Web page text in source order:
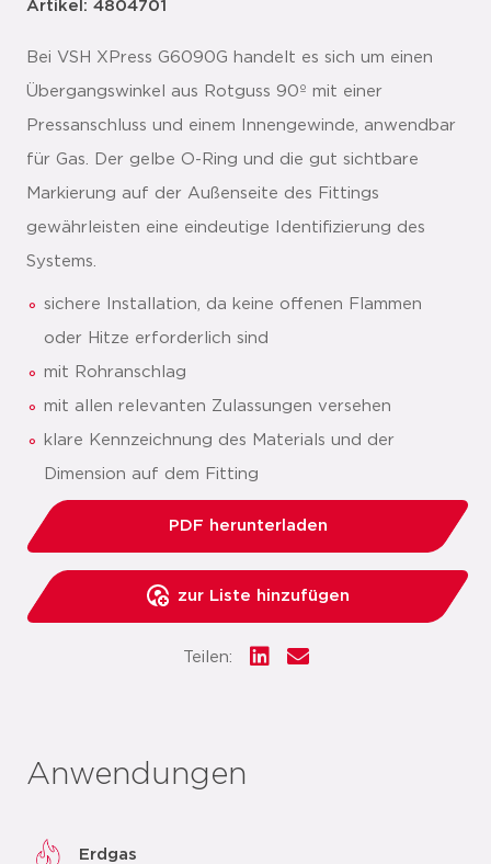
Artikel: 4804701
Bei VSH XPress G6090G handelt es sich um einen
Übergangswinkel aus Rotguss 90º mit einer
Pressanschluss und einem Innengewinde, anwendbar
für Gas. Der gelbe O-Ring und die gut sichtbare
Markierung auf der Außenseite des Fittings
gewährleisten eine eindeutige Identifizierung des
Systems.
sichere Installation, da keine offenen Flammen
oder Hitze erforderlich sind
mit Rohranschlag
mit allen relevanten Zulassungen versehen
klare Kennzeichnung des Materials und der
Dimension auf dem Fitting
PDF herunterladen
zur Liste hinzufügen
Teilen:
Anwendungen
Erdgas